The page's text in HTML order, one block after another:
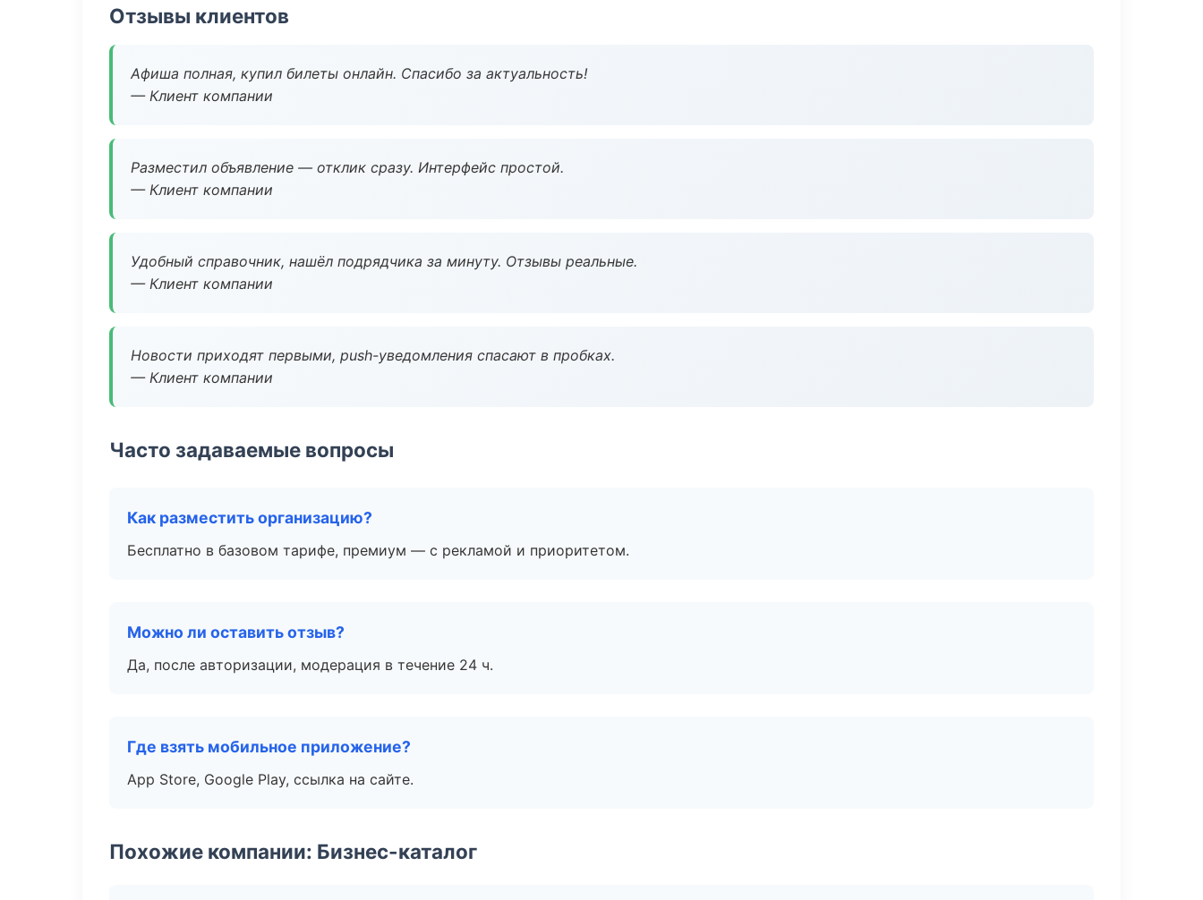
Отзывы клиентов
Афиша полная, купил билеты онлайн. Спасибо за актуальность!
— Клиент компании
Разместил объявление — отклик сразу. Интерфейс простой.
— Клиент компании
Удобный справочник, нашёл подрядчика за минуту. Отзывы реальные.
— Клиент компании
Новости приходят первыми, push-уведомления спасают в пробках.
— Клиент компании
Часто задаваемые вопросы
Как разместить организацию?
Бесплатно в базовом тарифе, премиум — с рекламой и приоритетом.
Можно ли оставить отзыв?
Да, после авторизации, модерация в течение 24 ч.
Где взять мобильное приложение?
App Store, Google Play, ссылка на сайте.
Похожие компании: Бизнес-каталог